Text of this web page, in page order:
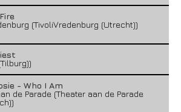
(TivoliVredenburg (Utrecht))
- Who I Am
de Parade (Theater aan de Parade